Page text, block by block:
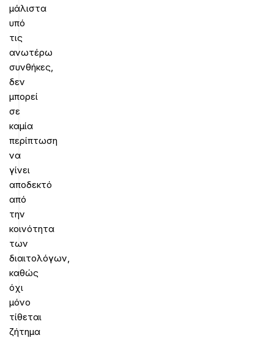
μάλιστα
υπό
τις
ανωτέρω
συνθήκες,
δεν
μπορεί
σε
καμία
περίπτωση
να
γίνει
αποδεκτό
από
την
κοινότητα
των
διαιτολόγων,
καθώς
όχι
μόνο
τίθεται
ζήτημα